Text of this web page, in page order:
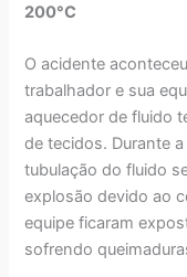
200°C
O acidente
trabalhador e sua
aquecedor de fluido
de tecidos. Durante
tubulação do fluido
explosão devido ao
equipe ficaram
sofrendo